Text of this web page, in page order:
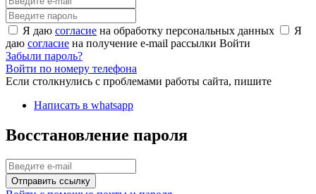
Я даю согласие на обработку персональных данных
Я
даю согласие на получение e-mail рассылки Войти
Забыли пароль?
Войти по номеру телефона
Если столкнулись с проблемами работы сайта, пишите
Написать в whatsapp
Восстановление пароля
Отправить ссылку